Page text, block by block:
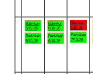
Båtviken
5/10-26
Badviken
5/10-26
Båtviken
6/10-26
Badviken
6/10-26
Båtviken
7/10-26
Badviken
7/10-26